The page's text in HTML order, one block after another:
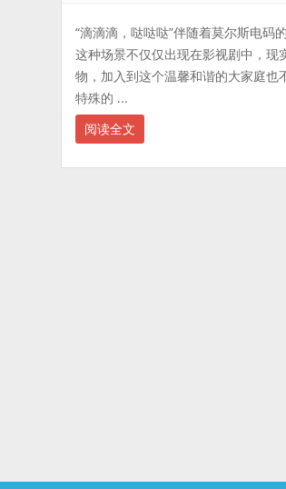
“滴滴滴，哒哒哒”伴随着莫尔斯电码
这种场景不仅仅出现在影视剧中，现
物，加入到这个温馨和谐的大家庭
特殊的 ...
阅读全文